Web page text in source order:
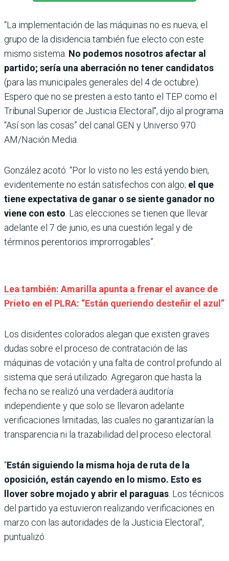
“La implementación de las máquinas no es nueva; el
grupo de la disidencia también fue electo con este
mismo sistema. No podemos nosotros afectar al
partido; sería una aberración no tener candidatos
(para las municipales generales del 4 de octubre).
Espero que no se presten a esto tanto el TEP como el
Tribunal Superior de Justicia Electoral", dijo al programa
“Así son las cosas” del canal GEN y Universo 970
AM/Nación Media.
González acotó: “Por lo visto no les está yendo bien,
evidentemente no están satisfechos con algo; el que
tiene expectativa de ganar o se siente ganador no
viene con esto . Las elecciones se tienen que llevar
adelante el 7 de junio, es una cuestión legal y de
términos perentorios improrrogables”.
Lea también: Amarilla apunta a frenar el avance de
Prieto en el PLRA: “Están queriendo desteñir el azul”
Los disidentes colorados alegan que existen graves
dudas sobre el proceso de contratación de las
máquinas de votación y una falta de control profundo al
sistema que será utilizado. Agregaron que hasta la
fecha no se realizó una verdadera auditoría
independiente y que solo se llevaron adelante
verificaciones limitadas, las cuales no garantizarían la
transparencia ni la trazabilidad del proceso electoral.
“Están siguiendo la misma hoja de ruta de la
oposición, están cayendo en lo mismo. Esto es
llover sobre mojado y abrir el paraguas . Los técnicos
del partido ya estuvieron realizando verificaciones en
marzo con las autoridades de la Justicia Electoral",
puntualizó.